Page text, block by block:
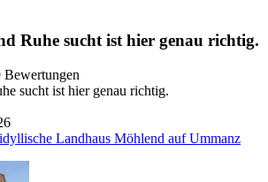
Ruhe sucht ist hier genau richtig.
Bewertungen
sucht ist hier genau richtig.
Landhaus Möhlend auf Ummanz